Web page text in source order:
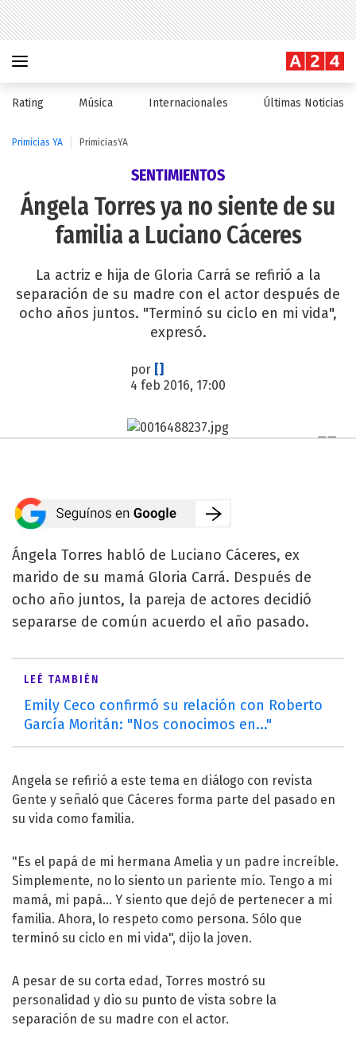
Rating Música Internacionales Últimas Noticias
Primicias YA PrimiciasYA
SENTIMIENTOS
Ángela Torres ya no siente de su
familia a Luciano Cáceres
La actriz e hija de Gloria Carrá se refirió a la
separación de su madre con el actor después de
ocho años juntos. "Terminó su ciclo en mi vida",
expresó.
por []
4 feb 2016, 17:00
Ángela Torres habló de Luciano Cáceres, ex
marido de su mamá Gloria Carrá. Después de
ocho año juntos, la pareja de actores decidió
separarse de común acuerdo el año pasado.
LEÉ TAMBIÉN
Emily Ceco confirmó su relación con Roberto
García Moritán: "Nos conocimos en..."
Angela se refirió a este tema en diálogo con revista
Gente y señaló que Cáceres forma parte del pasado en
su vida como familia.
"Es el papá de mi hermana Amelia y un padre increíble.
Simplemente, no lo siento un pariente mío. Tengo a mi
mamá, mi papá… Y siento que dejó de pertenecer a mi
familia. Ahora, lo respeto como persona. Sólo que
terminó su ciclo en mi vida", dijo la joven.
A pesar de su corta edad, Torres mostró su
personalidad y dio su punto de vista sobre la
separación de su madre con el actor.